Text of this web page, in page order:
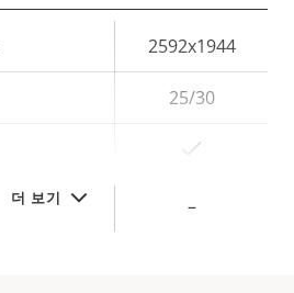
더 보기
2592x1944
25/30
–